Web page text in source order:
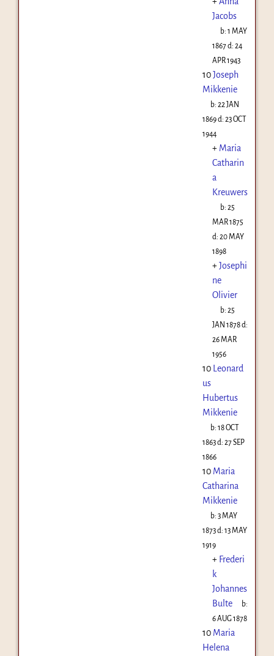
Jacobs
b:1 MAY
1867d: 24
APR 1943
10Joseph
Mikkenie
b:22 JAN
1869d: 23 OCT
1944
+ Maria
Catharin
a
Kreuwers
b:25
MAR 1875
d: 20 MAY
1898
+Josephi
ne
Olivier
b:25
JAN 1878d:
26 MAR
1956
10 Leonard
us
Hubertus
Mikkenie
b:18 OCT
1863d: 27 SEP
1866
10 Maria
Catharina
Mikkenie
b:3 MAY
1873d: 13 MAY
1919
+ Frederi
k
Johannes
Bulte
b:
6 AUG 1878
10 Maria
Helena